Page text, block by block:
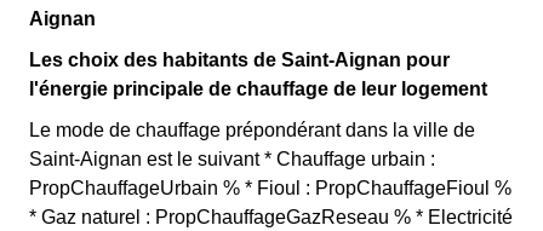
Aignan
Les choix des habitants de Saint-Aignan pour
l'énergie principale de chauffage de leur logement
Le mode de chauffage prépondérant dans la ville de
Saint-Aignan est le suivant * Chauffage urbain :
PropChauffageUrbain % * Fioul : PropChauffageFioul %
* Gaz naturel : PropChauffageGazReseau % * Electricité